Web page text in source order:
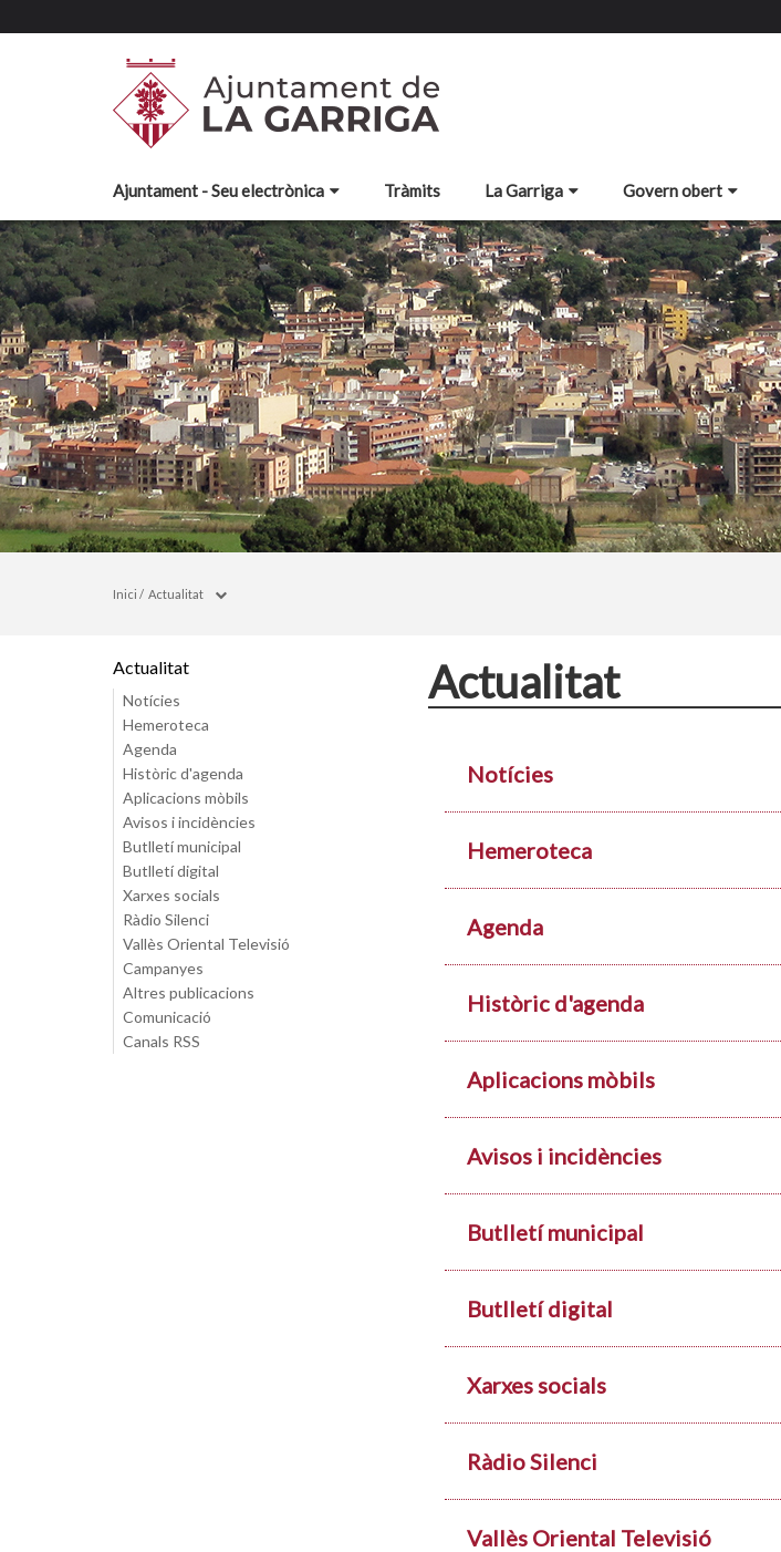
Ajuntament - Seu electrònica Tràmits La Garriga Govern obert
Inici / Actualitat
Actualitat
Notícies
Hemeroteca
Agenda
Històric d'agenda
Aplicacions mòbils
Avisos i incidències
Butlletí municipal
Butlletí digital
Xarxes socials
Ràdio Silenci
Vallès Oriental Televisió
Campanyes
Altres publicacions
Comunicació
Canals RSS
Actualitat
Notícies
Hemeroteca
Agenda
Històric d'agenda
Aplicacions mòbils
Avisos i incidències
Butlletí municipal
Butlletí digital
Xarxes socials
Ràdio Silenci
Vallès Oriental Televisió